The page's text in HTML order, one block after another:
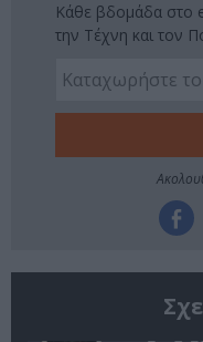
Κάθε βδομάδα στο
την Τέχνη και τον